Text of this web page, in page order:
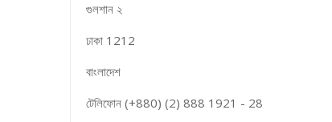
গুলশান ২
ঢাকা 1212
বাংলাদেশ
টেলিফোন (+880) (2) 888 1921 - 28